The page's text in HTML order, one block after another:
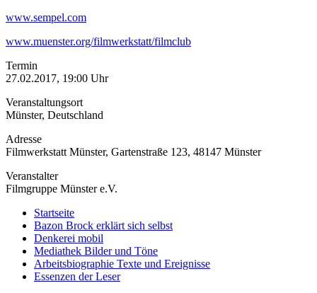
www.sempel.com
www.muenster.org/filmwerkstatt/filmclub
Termin
27.02.2017, 19:00 Uhr
Veranstaltungsort
Münster, Deutschland
Adresse
Filmwerkstatt Münster, Gartenstraße 123, 48147 Münster
Veranstalter
Filmgruppe Münster e.V.
Startseite
Bazon Brock erklärt sich selbst
Denkerei mobil
Mediathek Bilder und Töne
Arbeitsbiographie Texte und Ereignisse
Essenzen der Leser